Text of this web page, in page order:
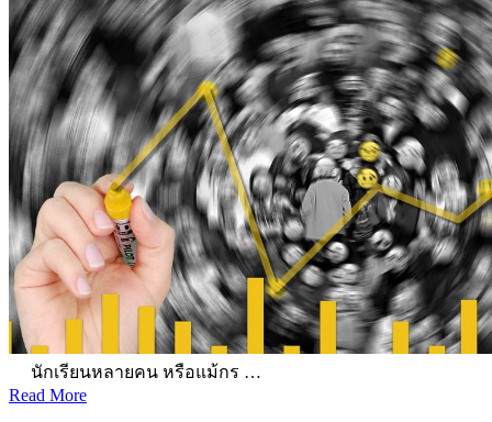
นักเรียนหลายคน หรือแม้กร …
Read More